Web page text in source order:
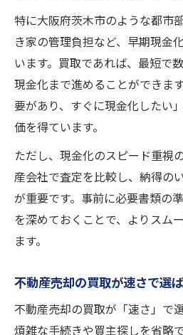
相続物件の不動産売
ト
相続や空き家の不動
める
不動産売却をスピーデ
現金化までの不動産売
不動産売却でスムーズ
特に大阪府茨木市のような都市
き家の管理負担など、早期現金
います。買取であれば、最短で
現金化まで進めることができま
要があり、すぐに現金化したい
価を得ています。
ただし、現金化のスピード重視
産会社で査定を比較し、納得の
が重要です。事前に必要書類の
を深めておくことで、よりスム
ます。
不動産売却の買取が速さで選
不動産売却の買取が「速さ」で
煩雑な手続きや買主探しを省略